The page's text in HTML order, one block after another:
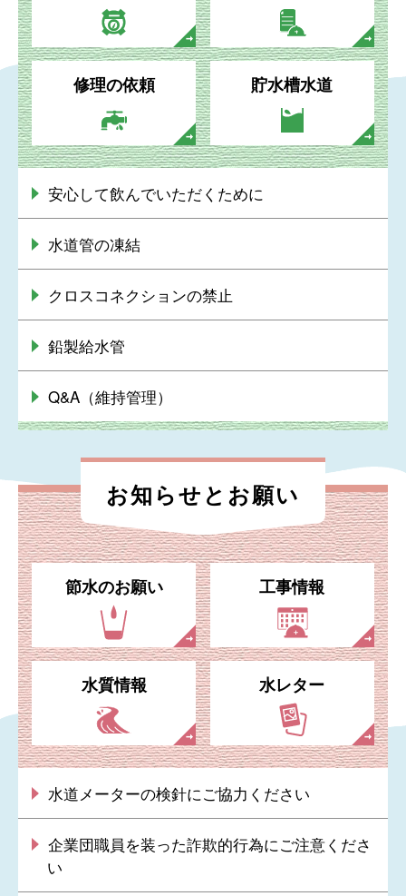
修理の依頼 貯水槽水道
安心して飲んでいただくために
水道管の凍結
クロスコネクションの禁止
鉛製給水管
Q&A（維持管理）
お知らせと お願い
節水のお願い 工事情報
水質情報 水レター
水道メーターの検針にご協力ください
企業団職員を装った詐欺的行為にご注意くださ
い